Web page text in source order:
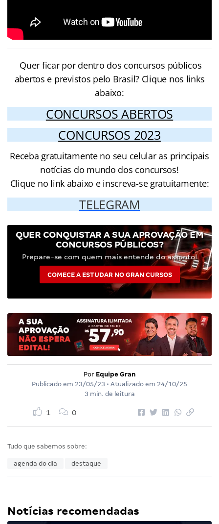
Quer ficar por dentro dos concursos públicos
abertos e previstos pelo Brasil? Clique nos links
abaixo:
CONCURSOS ABERTOS
CONCURSOS 2023
Receba gratuitamente no seu celular as principais
notícias do mundo dos concursos!
Clique no link abaixo e inscreva-se gratuitamente:
TELEGRAM
QUER CONQUISTAR A SUA APROVAÇÃO EM
CONCURSOS PÚBLICOS?
Prepare-se com quem mais entende do assunto!
COMECE A ESTUDAR NO GRAN CURSOS
Por Equipe Gran
Publicado em 23/05/23 • Atualizado em 24/10/25
3 min. de leitura
1 0
Tudo que sabemos sobre:
agenda do dia destaque
Notícias recomendadas